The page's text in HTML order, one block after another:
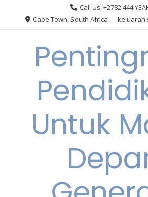
Call Us: +2782 444
Cape Town, South Africa
keluaran
Untuk